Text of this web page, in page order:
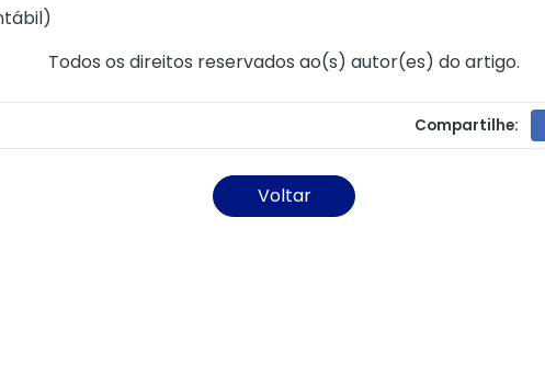
)
Todos os direitos reservados ao(s) autor(es) do artigo.
Compartilhe:
Voltar